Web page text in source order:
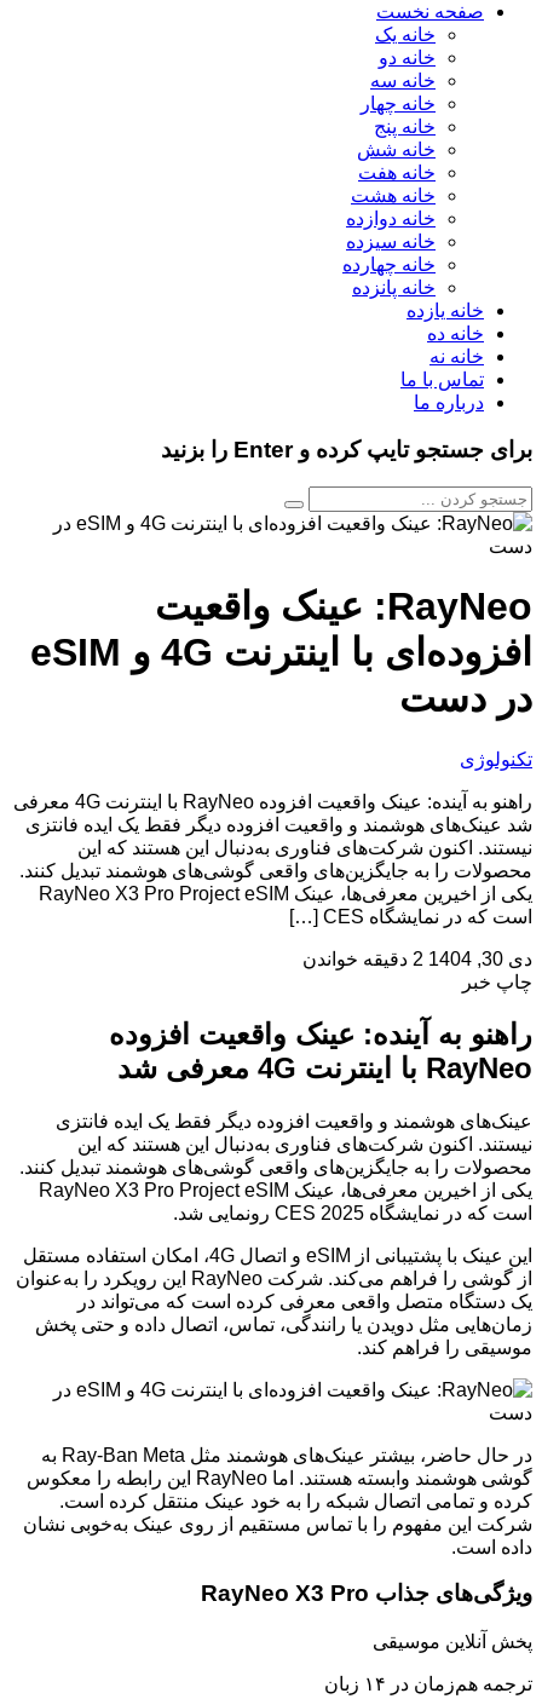
صفحه نخست
خانه یک
خانه دو
خانه سه
خانه چهار
خانه پنج
خانه شش
خانه هفت
خانه هشت
خانه دوازده
خانه سیزده
خانه چهارده
خانه پانزده
خانه یازده
خانه ده
خانه نه
تماس با ما
درباره ما
برای جستجو تایپ کرده و Enter را بزنید
RayNeo: عینک واقعیت
افزوده‌ای با اینترنت 4G و eSIM
در دست
تکنولوژی
راهنو به آینده: عینک واقعیت افزوده RayNeo با اینترنت 4G معرفی
شد عینک‌های هوشمند و واقعیت افزوده دیگر فقط یک ایده فانتزی
نیستند. اکنون شرکت‌های فناوری به‌دنبال این هستند که این
محصولات را به جایگزین‌های واقعی گوشی‌های هوشمند تبدیل کنند.
یکی از اخیرین معرفی‌ها، عینک RayNeo X3 Pro Project eSIM
است که در نمایشگاه CES […]
دی 30, 1404
2 دقیقه خواندن
چاپ خبر
راهنو به آینده: عینک واقعیت افزوده
RayNeo با اینترنت 4G معرفی شد
عینک‌های هوشمند و واقعیت افزوده دیگر فقط یک ایده فانتزی
نیستند. اکنون شرکت‌های فناوری به‌دنبال این هستند که این
محصولات را به جایگزین‌های واقعی گوشی‌های هوشمند تبدیل کنند.
یکی از اخیرین معرفی‌ها، عینک RayNeo X3 Pro Project eSIM
است که در نمایشگاه CES 2025 رونمایی شد.
این عینک با پشتیبانی از eSIM و اتصال 4G، امکان استفاده مستقل
از گوشی را فراهم می‌کند. شرکت RayNeo این رویکرد را به‌عنوان
یک دستگاه متصل واقعی معرفی کرده است که می‌تواند در
زمان‌هایی مثل دویدن یا رانندگی، تماس، اتصال داده و حتی پخش
موسیقی را فراهم کند.
در حال حاضر، بیشتر عینک‌های هوشمند مثل Ray-Ban Meta به
گوشی هوشمند وابسته هستند. اما RayNeo این رابطه را معکوس
کرده و تمامی اتصال شبکه را به خود عینک منتقل کرده است.
شرکت این مفهوم را با تماس مستقیم از روی عینک به‌خوبی نشان
داده است.
ویژگی‌های جذاب RayNeo X3 Pro
پخش آنلاین موسیقی
ترجمه هم‌زمان در ۱۴ زبان